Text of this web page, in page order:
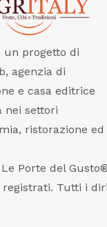
un progetto di
agenzia di
e casa editrice
nei settori
ristorazione ed
Porte del
registrati. Tutti i